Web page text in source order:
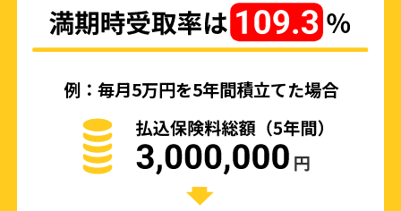
例：毎月5万円を5年間積立てた場合